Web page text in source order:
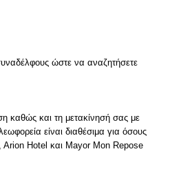
ώστε να αναζητήσετε
καθώς και τη μετακίνησή σας με
είναι διαθέσιμα για όσους
Arion Hotel και Mayor Mon Repose